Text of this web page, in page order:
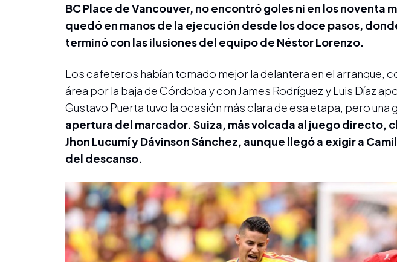
BC Place de Vancouver, no encontró goles ni en los noventa
quedó en manos de la ejecución desde los doce pasos,
terminó con las ilusiones del equipo de Néstor Lorenzo.
Los cafeteros habían tomado mejor la delantera en el arranque,
área por la baja de Córdoba y con James Rodríguez y Luis Díaz
Gustavo Puerta tuvo la ocasión más clara de esa etapa, pero una
apertura del marcador. Suiza, más volcada al juego directo,
Jhon Lucumí y Dávinson Sánchez, aunque llegó a exigir a
del descanso.